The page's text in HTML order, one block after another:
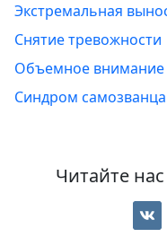
Экстремальная
Снятие тревожности
Объемное внимание
Синдром самозванца
Читайте